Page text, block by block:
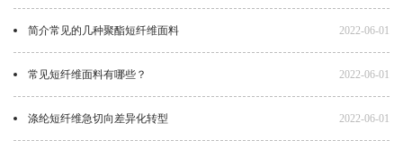
简介常见的几种聚酯短纤维面料 2022-06-01
常见短纤维面料有哪些？ 2022-06-01
涤纶短纤维急切向差异化转型 2022-06-01